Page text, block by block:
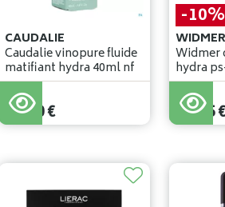
CAUDALIE
Caudalie vinopure fluide
matifiant hydra 40ml nf
24,60€
-10%
Widmer
32,50
29,25